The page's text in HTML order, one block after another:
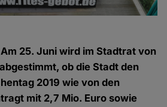
Am 25. Juni wird im Stadtrat von
ob die Stadt den
2019 wie von den
mit 2,7 Mio. Euro sowie